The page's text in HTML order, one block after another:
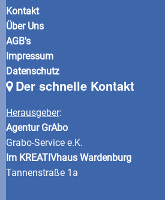
Kontakt
Über Uns
AGB's
Impressum
Datenschutz
Der schnelle Kontakt
Herausgeber:
Agentur GrAbo
Grabo-Service e.K.
Im KREATIVhaus Wardenburg
Tannenstraße 1a